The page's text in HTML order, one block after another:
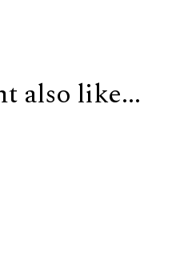
also like...